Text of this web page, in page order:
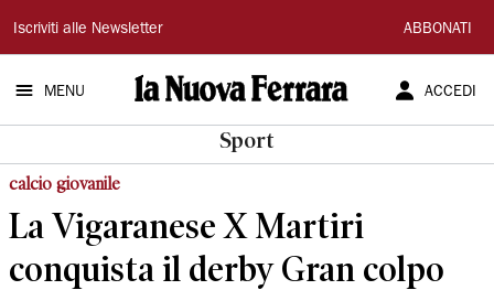
La
Nuova
Ferrara
Iscriviti alle Newsletter ABBONATI
MENU ACCEDI
Sport
calcio giovanile
La Vigaranese X Martiri
conquista il derby Gran colpo